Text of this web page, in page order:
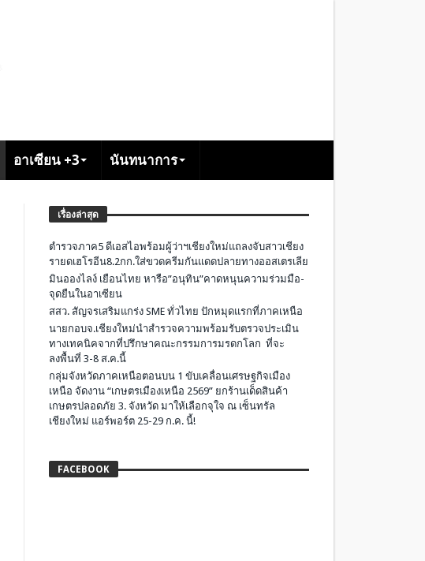
อาเซียน +3 นันทนาการ
เรื่องล่าสุด
ตำรวจภาค5 ดีเอสไอพร้อมผู้ว่าฯเชียงใหม่แถลงจับสาวเชียง
รายดเฮโรอีน8.2กก.ใส่ขวดครีมกันแดดปลายทางออสเตรเลีย
มินอองไลง์ เยือนไทย หารือ”อนุทิน”คาดหนุนความร่วมมือ-
จุดยืนในอาเซียน
สสว. สัญจรเสริมแกร่ง SME ทั่วไทย ปักหมุดแรกที่ภาคเหนือ
นายกอบจ.เชียงใหม่นำสำรวจความพร้อมรับตรวจประเมิน
ทางเทคนิคจากที่ปรึกษาคณะกรรมการมรดกโลก ที่จะ
ลงพื้นที่ 3-8 ส.ค.นี้
กลุ่มจังหวัดภาคเหนือตอนบน 1 ขับเคลื่อนเศรษฐกิจเมือง
เหนือ จัดงาน “เกษตรเมืองเหนือ 2569” ยกร้านเด็ดสินค้า
เกษตรปลอดภัย 3. จังหวัด มาให้เลือกจุใจ ณ เซ็นทรัล
เชียงใหม่ แอร์พอร์ต 25-29 ก.ค. นี้!
FACEBOOK